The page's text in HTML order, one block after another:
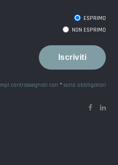
ESPRIMO
NON ESPRIMO
contrassegnati con * sono obbligatori